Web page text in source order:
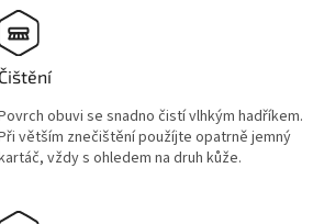
Čištění
obuvi se snadno čistí vlhkým hadříkem.
větším znečištění použíjte opatrně jemný
vždy s ohledem na druh kůže.